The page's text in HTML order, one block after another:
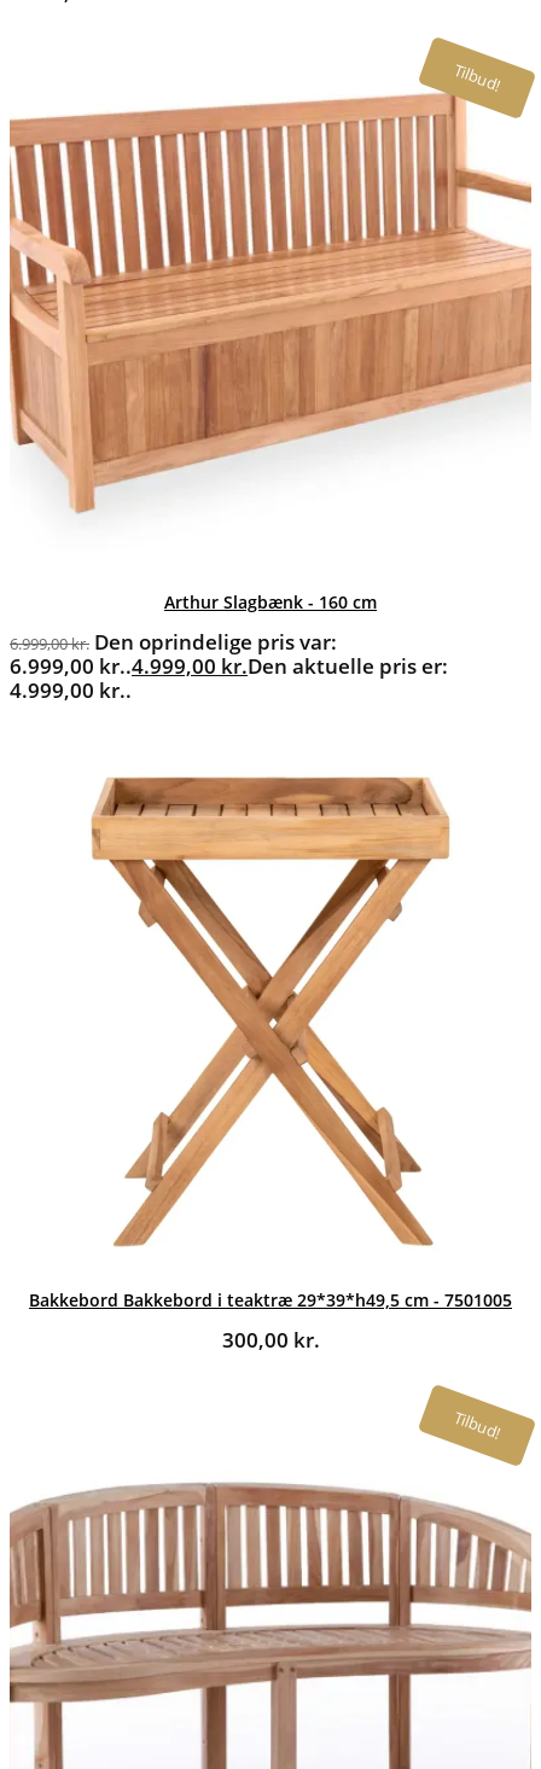
Tilbud!
Arthur Slagbænk - 160 cm
6.999,00kr. Den oprindelige pris var:
6.999,00 kr..4.999,00 kr.Den aktuelle pris er:
4.999,00 kr..
Bakkebord Bakkebord i teaktræ 29*39*h49,5 cm - 7501005
300,00 kr.
Tilbud!